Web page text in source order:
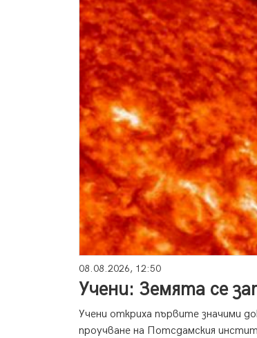
08.08.2026, 12:50
Учени: Земята се
Учени откриха първите значими
проучване на Потсдамския